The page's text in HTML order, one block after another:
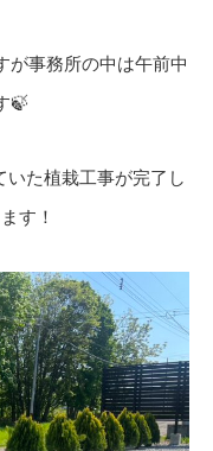
事務所の中は午前中
🍃
た植栽工事が完了し
す！